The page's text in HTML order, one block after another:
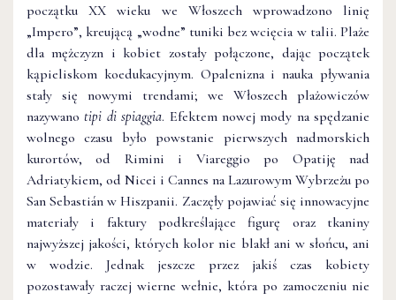
początku XX wieku we Włoszech wprowadzono linię
„Impero”, kreującą „wodne” tuniki bez wcięcia w talii. Plaże
dla mężczyzn i kobiet zostały połączone, dając początek
kąpieliskom koedukacyjnym. Opalenizna i nauka pływania
stały się nowymi trendami; we Włoszech plażowiczów
nazywanotipi di spiaggia. Efektem nowej mody na spędzanie
wolnego czasu było powstanie pierwszych nadmorskich
kurortów, od Rimini i Viareggio po Opatiję nad
Adriatykiem, od Nicei i Cannes na Lazurowym Wybrzeżu po
San Sebastián w Hiszpanii. Zaczęły pojawiać się innowacyjne
materiały i faktury podkreślające figurę oraz tkaniny
najwyższej jakości, których kolor nie blakł ani w słońcu, ani
w wodzie. Jednak jeszcze przez jakiś czas kobiety
pozostawały raczej wierne wełnie, która po zamoczeniu nie